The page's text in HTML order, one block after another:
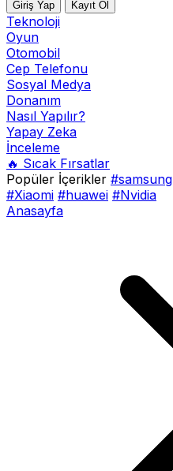
Giriş Yap Kayıt Ol
Teknoloji
Oyun
Otomobil
Cep Telefonu
Sosyal Medya
Donanım
Nasıl Yapılır?
Yapay Zeka
İnceleme
🔥 Sıcak Fırsatlar
Popüler İçerikler #samsung
#Xiaomi #huawei #Nvidia
Anasayfa